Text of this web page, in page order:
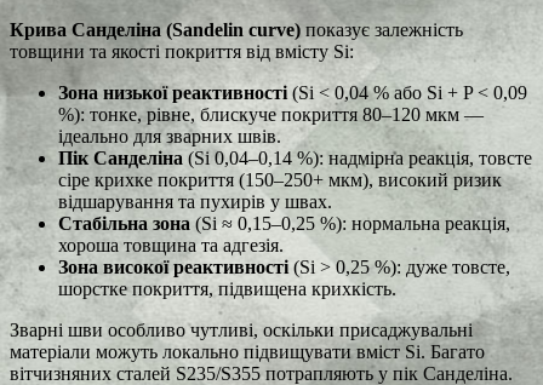
Крива Санделіна (Sandelin curve) показує залежність
товщини та якості покриття від вмісту Si:
Зона низької реактивності (Si < 0,04 % або Si + P < 0,09
%): тонке, рівне, блискуче покриття 80–120 мкм —
ідеально для зварних швів.
Пік Санделіна (Si 0,04–0,14 %): надмірна реакція, товсте
сіре крихке покриття (150–250+ мкм), високий ризик
відшарування та пухирів у швах.
Стабільна зона (Si ≈ 0,15–0,25 %): нормальна реакція,
хороша товщина та адгезія.
Зона високої реактивності (Si > 0,25 %): дуже товсте,
шорстке покриття, підвищена крихкість.
Зварні шви особливо чутливі, оскільки присаджувальні
матеріали можуть локально підвищувати вміст Si. Багато
вітчизняних сталей S235/S355 потрапляють у пік Санделіна.